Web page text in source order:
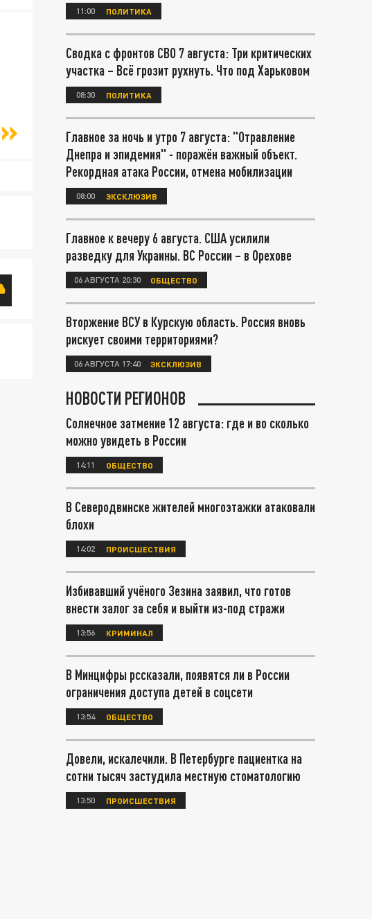
11:00 ПОЛИТИКА
Сводка с фронтов СВО 7 августа: Три критических
участка – Всё грозит рухнуть. Что под Харьковом
08:30 ПОЛИТИКА
Главное за ночь и утро 7 августа: "Отравление
Днепра и эпидемия" - поражён важный объект.
Рекордная атака России, отмена мобилизации
08:00 ЭКСКЛЮЗИВ
Главное к вечеру 6 августа. США усилили
разведку для Украины. ВС России – в Орехове
06 АВГУСТА 20:30 ОБЩЕСТВО
Вторжение ВСУ в Курскую область. Россия вновь
рискует своими территориями?
06 АВГУСТА 17:40 ЭКСКЛЮЗИВ
НОВОСТИ РЕГИОНОВ
Солнечное затмение 12 августа: где и во сколько
можно увидеть в России
14:11 ОБЩЕСТВО
В Северодвинске жителей многоэтажки атаковали
блохи
14:02 ПРОИСШЕСТВИЯ
Избивавший учёного Зезина заявил, что готов
внести залог за себя и выйти из-под стражи
13:56 КРИМИНАЛ
В Минцифры рссказали, появятся ли в России
ограничения доступа детей в соцсети
13:54 ОБЩЕСТВО
Довели, искалечили. В Петербурге пациентка на
сотни тысяч застудила местную стоматологию
13:50 ПРОИСШЕСТВИЯ